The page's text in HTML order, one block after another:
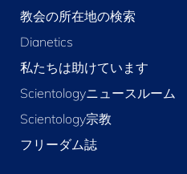
教会の所在地の検索
Dianetics
私たちは助けています
Scientologyニュースルーム
Scientology宗教
フリーダム誌